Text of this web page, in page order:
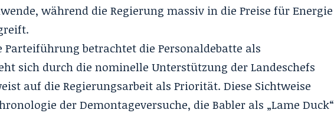
während die Regierung massiv in die Preise für Energie
Parteiführung betrachtet die Personaldebatte als
sich durch die nominelle Unterstützung der Landeschefs
auf die Regierungsarbeit als Priorität. Diese Sichtweise
der Demontageversuche, die Babler als „Lame Duck“